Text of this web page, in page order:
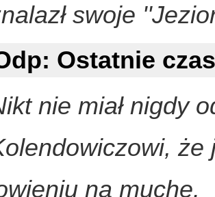
swoje
nie miał nigdy
że
na muche.